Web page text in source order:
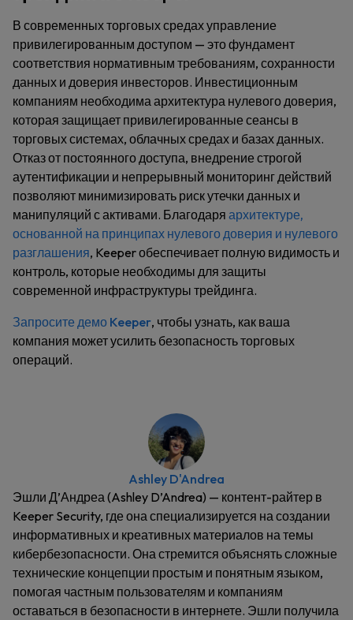
В современных торговых средах управление
привилегированным доступом — это фундамент
соответствия нормативным требованиям, сохранности
данных и доверия инвесторов. Инвестиционным
компаниям необходима архитектура нулевого доверия,
которая защищает привилегированные сеансы в
торговых системах, облачных средах и базах данных.
Отказ от постоянного доступа, внедрение строгой
аутентификации и непрерывный мониторинг действий
позволяют минимизировать риск утечки данных и
манипуляций с активами. Благодаря архитектуре,
основанной на принципах нулевого доверия и нулевого
разглашения, Keeper обеспечивает полную видимость и
контроль, которые необходимы для защиты
современной инфраструктуры трейдинга.
Запросите демо Keeper, чтобы узнать, как ваша
компания может усилить безопасность торговых
операций.
Ashley D'Andrea
Эшли Д’Андреа (Ashley D’Andrea) — контент-райтер в
Keeper Security, где она специализируется на создании
информативных и креативных материалов на темы
кибербезопасности. Она стремится объяснять сложные
технические концепции простым и понятным языком,
помогая частным пользователям и компаниям
оставаться в безопасности в интернете. Эшли получила